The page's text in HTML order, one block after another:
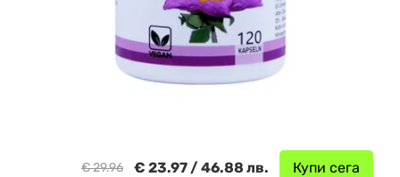
Купи сега
€ 23.97 / 46.88 лв.
€ 29.96